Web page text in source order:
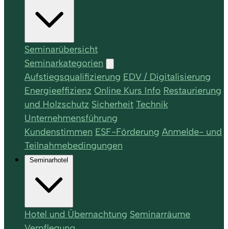
Seminarübersicht
Seminarkategorien
Aufstiegsqualifizierung EDV / Digitalisierung
Energieeffizienz Online Kurs Info Restaurierung
und Holzschutz Sicherheit Technik
Unternehmensführung
Kundenstimmen ESF-Förderung Anmelde- und
Teilnahmebedingungen
Seminarhotel
Hotel und Übernachtung Seminarräume